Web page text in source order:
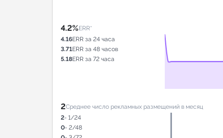
4.2%ERR*
4.16ERR за 24 часа
3.71ERR за 48 часов
5.18ERR за 72 часа
2Среднее число рекламных размещений в месяц
2- 1/24
0- 2/48